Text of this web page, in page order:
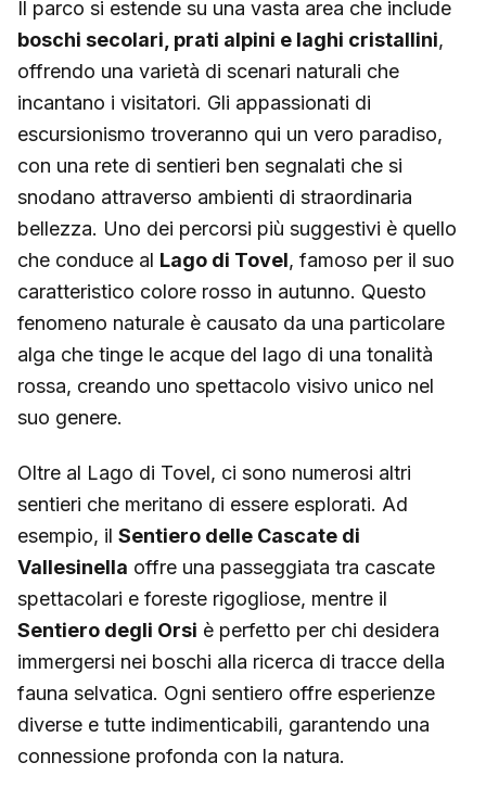
Il parco si estende su una vasta area che include
boschi secolari, prati alpini e laghi cristallini,
offrendo una varietà di scenari naturali che
incantano i visitatori. Gli appassionati di
escursionismo troveranno qui un vero paradiso,
con una rete di sentieri ben segnalati che si
snodano attraverso ambienti di straordinaria
bellezza. Uno dei percorsi più suggestivi è quello
che conduce al Lago di Tovel, famoso per il suo
caratteristico colore rosso in autunno. Questo
fenomeno naturale è causato da una particolare
alga che tinge le acque del lago di una tonalità
rossa, creando uno spettacolo visivo unico nel
suo genere.
Oltre al Lago di Tovel, ci sono numerosi altri
sentieri che meritano di essere esplorati. Ad
esempio, il Sentiero delle Cascate di
Vallesinella offre una passeggiata tra cascate
spettacolari e foreste rigogliose, mentre il
Sentiero degli Orsi è perfetto per chi desidera
immergersi nei boschi alla ricerca di tracce della
fauna selvatica. Ogni sentiero offre esperienze
diverse e tutte indimenticabili, garantendo una
connessione profonda con la natura.